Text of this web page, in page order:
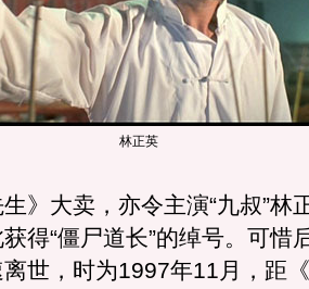
林正英
大卖，亦令主演“九叔”林
得“僵尸道长”的绰号。可惜
世，时为1997年11月，距